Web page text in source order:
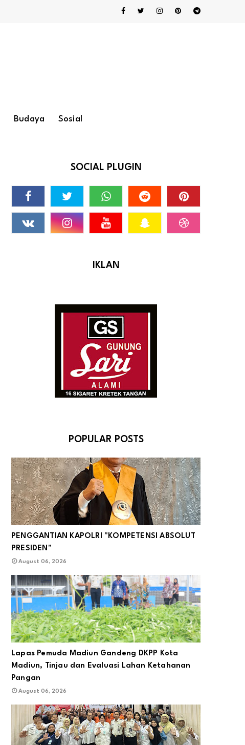
Budaya Sosial
SOCIAL PLUGIN
IKLAN
POPULAR POSTS
PENGGANTIAN KAPOLRI "KOMPETENSI ABSOLUT
PRESIDEN"
August 06, 2026
Lapas Pemuda Madiun Gandeng DKPP Kota
Madiun, Tinjau dan Evaluasi Lahan Ketahanan
Pangan
August 06, 2026